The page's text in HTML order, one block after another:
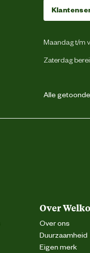
Maandag t/m
Zaterdag
Alle
Over
Over ons
Duurzaamheid
Eigen merk